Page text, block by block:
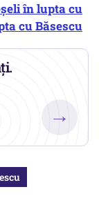
în lupta cu
cu Băsescu
→